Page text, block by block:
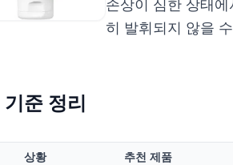
손상이 심한 상태
히 발휘되지 않을
준 정리
상황 추천 제품